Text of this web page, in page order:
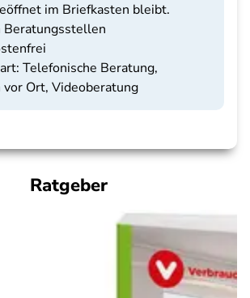
im Briefkasten bleibt.
Beratungsstellen
Telefonische Beratung,
vor Ort, Videoberatung
Ratgeber